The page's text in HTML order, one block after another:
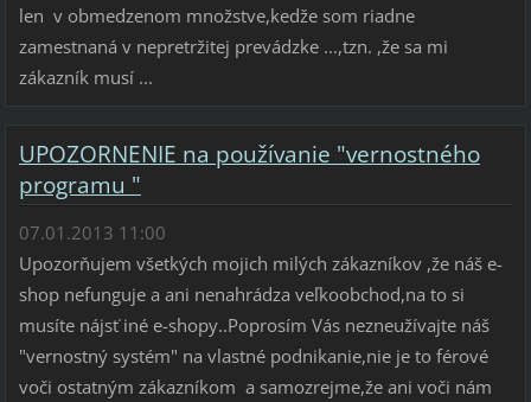
len v obmedzenom množstve,kedže som riadne
zamestnaná v nepretržitej prevádzke ...,tzn. ,že sa mi
zákazník musí ...
UPOZORNENIE na používanie "vernostného
programu "
07.01.2013 11:00
Upozorňujem všetkých mojich milých zákazníkov ,že náš e-
shop nefunguje a ani nenahrádza veľkoobchod,na to si
musíte nájsť iné e-shopy..Poprosím Vás nezneužívajte náš
"vernostný systém" na vlastné podnikanie,nie je to férové
voči ostatným zákazníkom a samozrejme,že ani voči nám